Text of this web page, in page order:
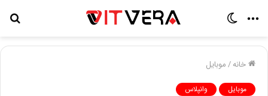
منو
خانه/موبایل
موبایل وانپلاس